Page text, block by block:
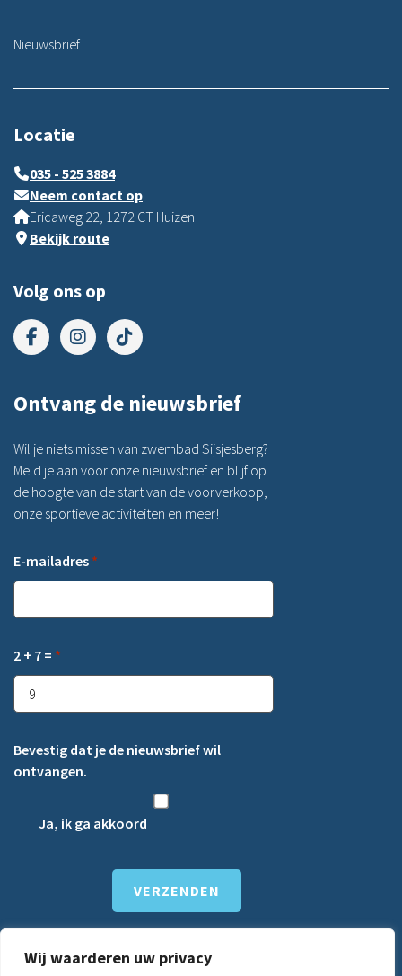
Wij waarderen uw privacy
Nieuwsbrief
Locatie
035 - 525 3884
Neem contact op
Ericaweg 22, 1272 CT Huizen
Bekijk route
Volg ons op
Ontvang de nieuwsbrief
Wil je niets missen van zwembad Sijsjesberg?
Meld je aan voor onze nieuwsbrief en blijf op
de hoogte van de start van de voorverkoop,
onze sportieve activiteiten en meer!
E-mailadres *
2 + 7 = *
Bevestig dat je de nieuwsbrief wil
ontvangen.
Ja, ik ga akkoord